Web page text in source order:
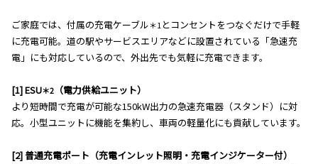
ご家庭では、付属の充電ケーブル＊1 とコンセントをつなぐだけで手軽
に充電可能。道の駅やサービスエリアなどに設置されている「急速充
電」にも対応しているので、外出先でも気軽に充電できます。
[1] ESU＊2 （電力供給ユニット）
より短時間で充電が可能な150kW出力の急速充電器（スタンド）に対
応。小型ユニットに機能を集約し、車両の軽量化にも貢献しています。
[2] 普通充電ポート（充電インレット照明・充電インジケーター付）